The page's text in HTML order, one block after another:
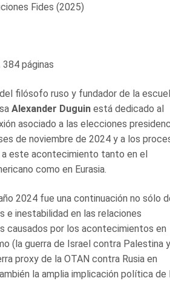
Fides (2025)
páginas
filósofo ruso y fundador de la
Alexander Duguin está dedicado al
asociado a las elecciones
de noviembre de 2024 y a los
este acontecimiento tanto en el
como en Eurasia.
2024 fue una continuación no sólo
e inestabilidad en las relaciones
causados por los acontecimientos en
(la guerra de Israel contra Palestina y
proxy de la OTAN contra Rusia en
la amplia implicación política de